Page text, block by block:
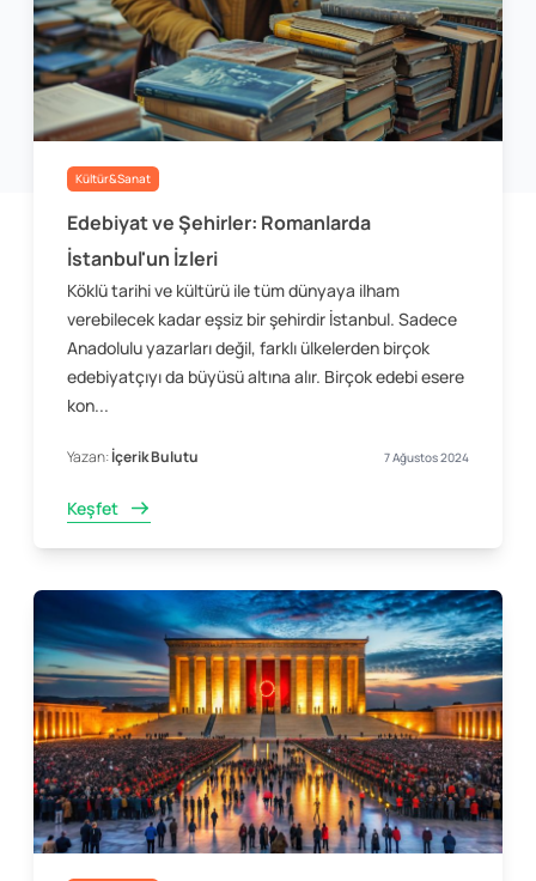
Kültür&Sanat
Edebiyat ve Şehirler: Romanlarda
İstanbul'un İzleri
Köklü tarihi ve kültürü ile tüm dünyaya ilham
verebilecek kadar eşsiz bir şehirdir İstanbul. Sadece
Anadolulu yazarları değil, farklı ülkelerden birçok
edebiyatçıyı da büyüsü altına alır. Birçok edebi esere
kon...
Yazan:İçerik Bulutu 7 Ağustos 2024
Keşfet